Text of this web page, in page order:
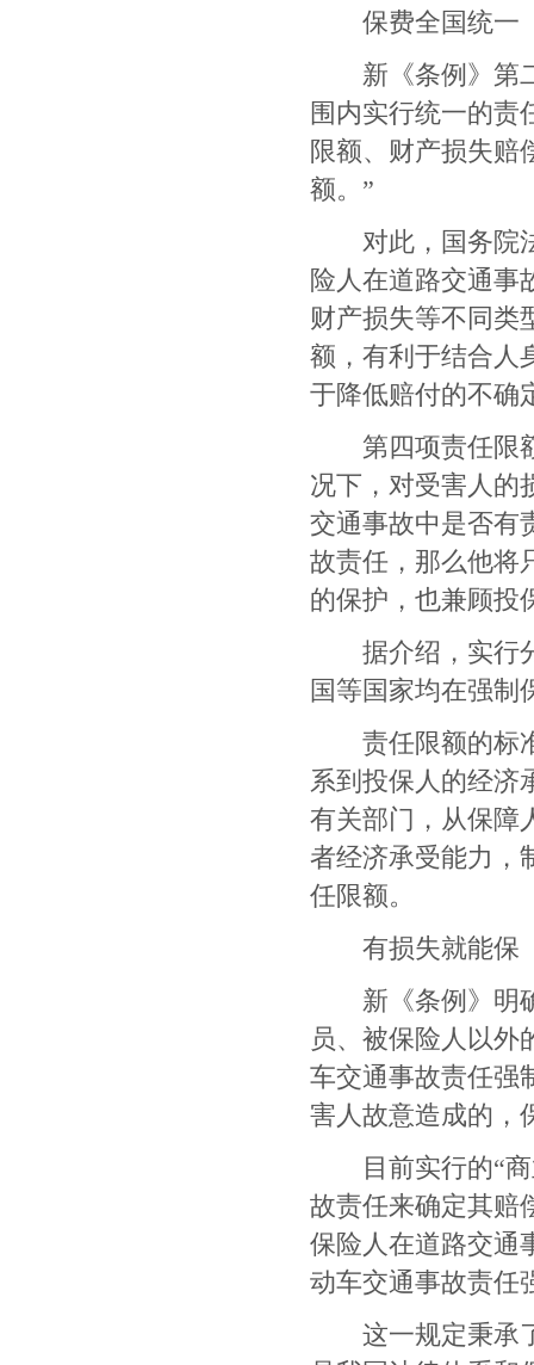
保费全国统一
新《条例》第
围内实行统一的责
限额、财产损失赔
额。 ”
对此，国务院法
险人在道路交通事
财产损失等不同类
额，有利于结合人
于降低赔付的不确
第四项责任限额
况下，对受害人的
交通事故中是否有
故责任，那么他将
的保护，也兼顾投
据介绍，实行分
国等国家均在强制
责任限额的标准
系到投保人的经济
有关部门，从保障
者经济承受能力，
任限额。
有损失就能保
新《条例》明
员、被保险人以外
车交通事故责任强
害人故意造成的，
目前实行的“
故责任来确定其赔
保险人在道路交通
动车交通事故责任
这一规定秉承了